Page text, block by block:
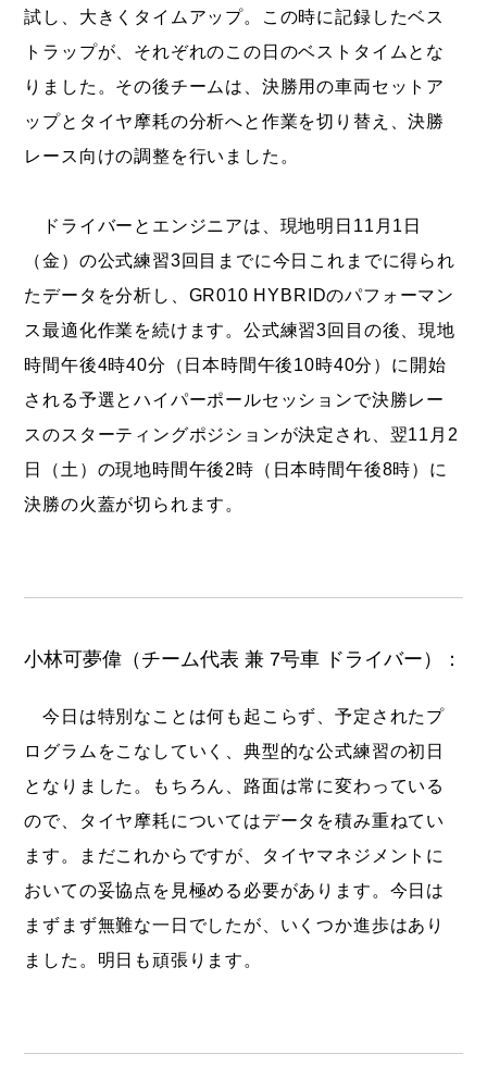
試し、大きくタイムアップ。この時に記録したベス
トラップが、それぞれのこの日のベストタイムとな
りました。その後チームは、決勝用の車両セットア
ップとタイヤ摩耗の分析へと作業を切り替え、決勝
レース向けの調整を行いました。
ドライバーとエンジニアは、現地明日11月1日
（金）の公式練習3回目までに今日これまでに得られ
たデータを分析し、GR010 HYBRIDのパフォーマン
ス最適化作業を続けます。公式練習3回目の後、現地
時間午後4時40分（日本時間午後10時40分）に開始
される予選とハイパーポールセッションで決勝レー
スのスターティングポジションが決定され、翌11月2
日（土）の現地時間午後2時（日本時間午後8時）に
決勝の火蓋が切られます。
小林可夢偉（チーム代表 兼 7号車 ドライバー）：
今日は特別なことは何も起こらず、予定されたプ
ログラムをこなしていく、典型的な公式練習の初日
となりました。もちろん、路面は常に変わっている
ので、タイヤ摩耗についてはデータを積み重ねてい
ます。まだこれからですが、タイヤマネジメントに
おいての妥協点を見極める必要があります。今日は
まずまず無難な一日でしたが、いくつか進歩はあり
ました。明日も頑張ります。